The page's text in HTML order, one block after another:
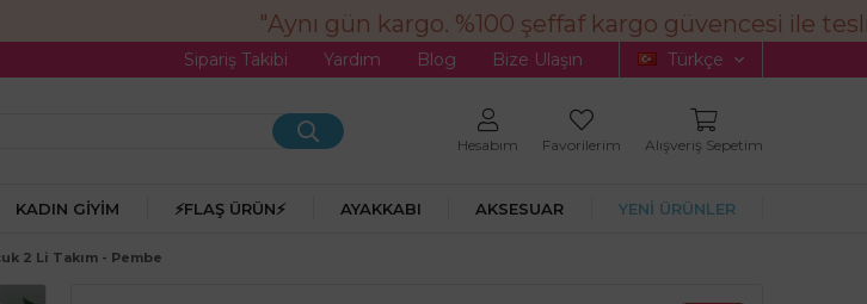
"Aynı gün kargo. %100 şeffaf kargo güvencesi ile
Sipariş Takibi Yardım Blog Bize Ulaşın Türkçe
Hesabım Favorilerim Alışveriş Sepetim
KADIN GIYIM ⚡FLAŞ ÜRÜN⚡ AYAKKABI AKSESUAR YENİ ÜRÜNLER
2 Li Takım - Pembe